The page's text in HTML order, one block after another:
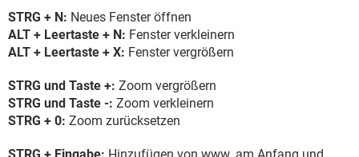
STRG + N: Neues Fenster öffnen
ALT + Leertaste + N: Fenster verkleinern
ALT + Leertaste + X: Fenster vergrößern
STRG und Taste +: Zoom vergrößern
STRG und Taste -: Zoom verkleinern
STRG + 0: Zoom zurücksetzen